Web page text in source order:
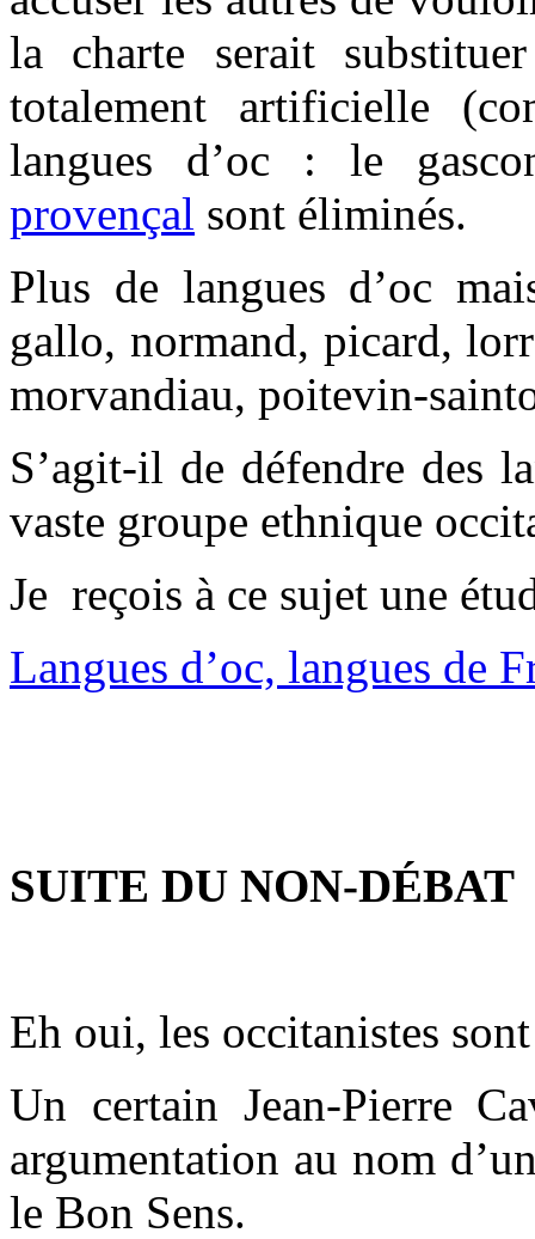
la charte serait
totalement artificielle
langues d’oc : le
provençal sont éliminés.
Plus de langues d’oc
gallo, normand, picard,
morvandiau, poitevin-
S’agit-il de défendre des
vaste groupe ethnique
Je reçois à ce sujet une
Langues d’oc, langues de
SUITE DU NON-DÉBAT
Eh oui, les occitanistes
Un certain Jean-Pierre
argumentation au nom
le Bon Sens.